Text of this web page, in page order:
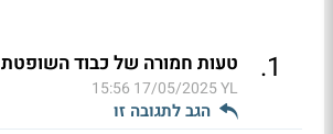
1
. טעות חמורה של כבוד השופטת
YL
17/05/2025 15:56
הגב לתגובה זו